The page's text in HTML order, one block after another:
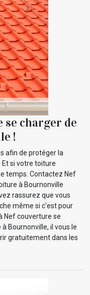
se charger de
!
afin de protéger la
si votre toiture
temps. Contactez Nef
à Bournonville
rassurez que vous
même si c'est pour
Nef couverture se
Bournonville, il vous le
gratuitement dans les